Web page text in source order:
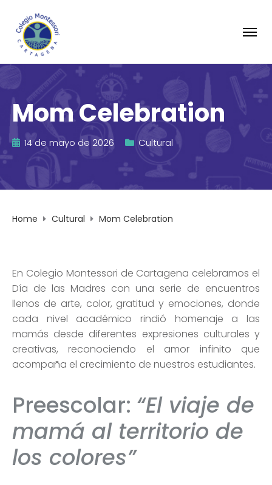
Mom Celebration
14 de mayo de 2026 Cultural
Home Cultural Mom Celebration
En Colegio Montessori de Cartagena celebramos el
Día de las Madres con una serie de encuentros
llenos de arte, color, gratitud y emociones, donde
cada nivel académico rindió homenaje a las
mamás desde diferentes expresiones culturales y
creativas, reconociendo el amor infinito que
acompaña el crecimiento de nuestros estudiantes.
Preescolar: “El viaje de
mamá al territorio de
los colores”